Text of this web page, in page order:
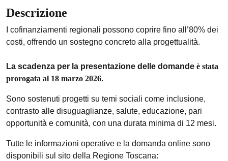
Descrizione
I cofinanziamenti regionali possono coprire fino all’80% dei
costi, offrendo un sostegno concreto alla progettualità.
La scadenza per la presentazione delle domande è stata
prorogata al 18 marzo 2026.
Sono sostenuti progetti su temi sociali come inclusione,
contrasto alle disuguaglianze, salute, educazione, pari
opportunità e comunità, con una durata minima di 12 mesi.
Tutte le informazioni operative e la domanda online sono
disponibili sul sito della Regione Toscana: